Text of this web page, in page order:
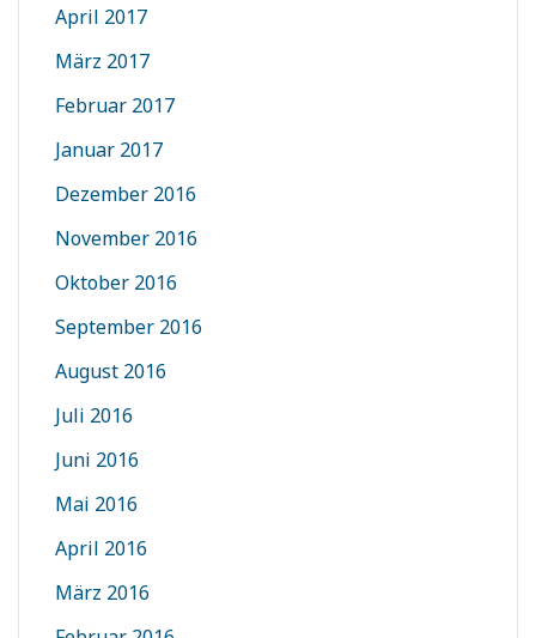
April 2017
März 2017
Februar 2017
Januar 2017
Dezember 2016
November 2016
Oktober 2016
September 2016
August 2016
Juli 2016
Juni 2016
Mai 2016
April 2016
März 2016